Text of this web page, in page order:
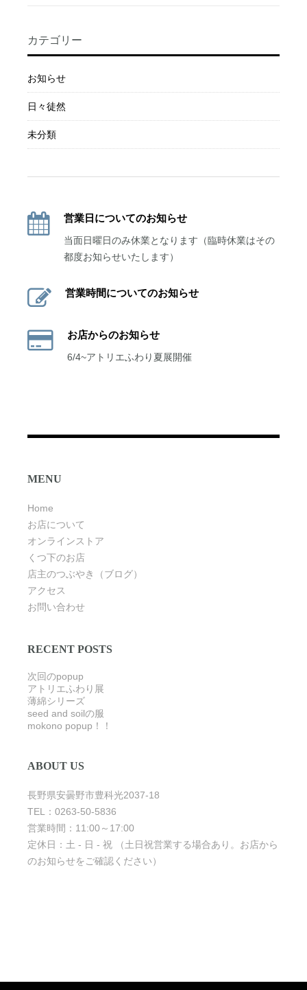
カテゴリー
お知らせ
日々徒然
未分類
営業日についてのお知らせ
当面日曜日のみ休業となります（臨時休業はその
都度お知らせいたします）
営業時間についてのお知らせ
お店からのお知らせ
6/4~アトリエふわり夏展開催
MENU
Home
お店について
オンラインストア
くつ下のお店
店主のつぶやき（ブログ）
アクセス
お問い合わせ
RECENT POSTS
次回のpopup
アトリエふわり展
薄綿シリーズ
seed and soilの服
mokono popup！！
ABOUT US
長野県安曇野市豊科光2037-18
TEL：0263-50-5836
営業時間：11:00～17:00
定休日：土 - 日 - 祝 （土日祝営業する場合あり。お店から
のお知らせをご確認ください）